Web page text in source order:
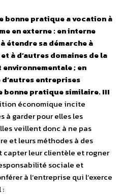
bonne pratique a vocation à
en externe : en interne
étendre sa démarche à
à d’autres domaines de la
; en
entreprises
bonne pratique similaire.III
économique incite
à garder pour elles les
veillent donc à ne pas
et leurs méthodes à des
leur clientèle et rogner
sociale et
à l’entreprise qui l’exerce
: